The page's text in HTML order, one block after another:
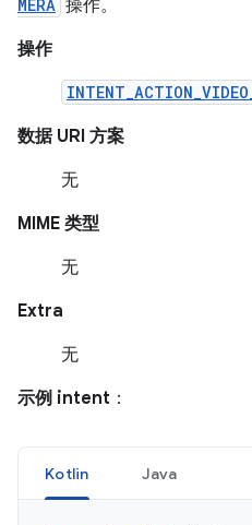
MERA 操作。
操作
数据 URI 方案
无
MIME 类型
无
Extra
无
示例 intent ：
Kotlin Java